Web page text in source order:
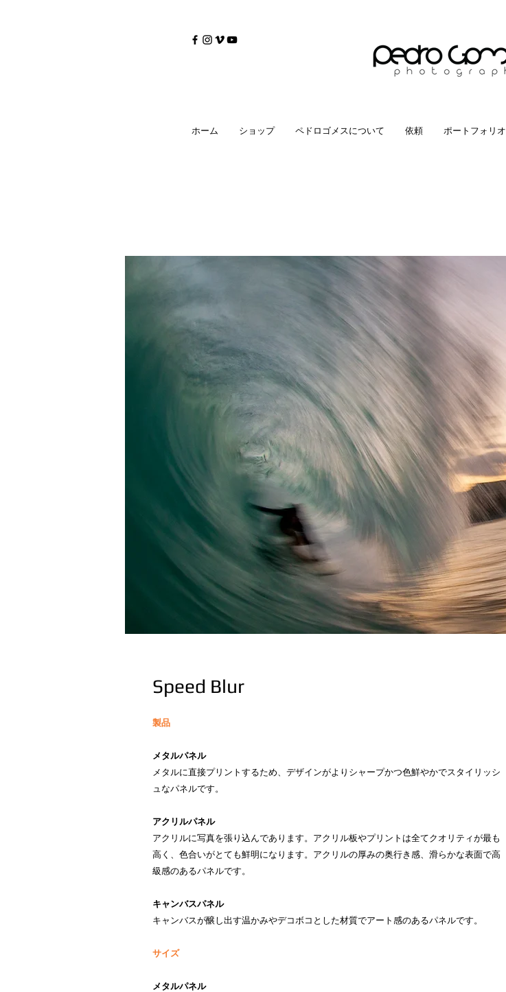
ホーム ショップ ペドロゴメスについて 依頼 ポートフォリオ
Speed Blur
製品
メタルパネル
メタルに直接プリントするため、デザインがよりシャープかつ色鮮やかでスタイリッシ
ュなパネルです。
アクリルパネル
アクリルに写真を張り込んであります。アクリル板やプリントは全てクオリティが最も
高く、色合いがとても鮮明になります。アクリルの厚みの奥行き感、滑らかな表面で高
級感のあるパネルです。
キャンバスパネル
キャンバスが醸し出す温かみやデコボコとした材質でアート感のあるパネルです。
サイズ
メタルパネル